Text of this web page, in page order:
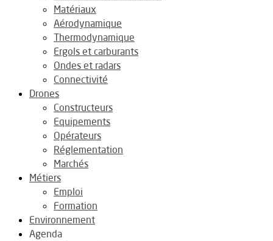
Matériaux
Aérodynamique
Thermodynamique
Ergols et carburants
Ondes et radars
Connectivité
Drones
Constructeurs
Equipements
Opérateurs
Réglementation
Marchés
Métiers
Emploi
Formation
Environnement
Agenda